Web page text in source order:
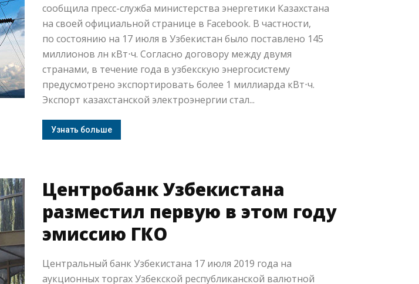
сообщила пресс-служба министерства энергетики Казахстана
на своей официальной странице в Facebook. В частности,
по состоянию на 17 июля в Узбекистан было поставлено 145
миллионов лн кВт⋅ч. Согласно договору между двумя
странами, в течение года в узбекскую энергосистему
предусмотрено экспортировать более 1 миллиарда кВт⋅ч.
Экспорт казахстанской электроэнергии стал...
Узнать больше
Центробанк Узбекистана
разместил первую в этом году
эмиссию ГКО
Центральный банк Узбекистана 17 июля 2019 года на
аукционных торгах Узбекской республиканской валютной